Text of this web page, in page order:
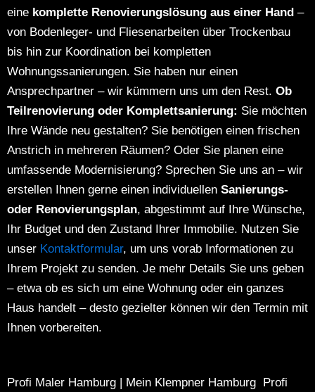
eine komplette Renovierungslösung aus einer Hand –
von Bodenleger- und Fliesenarbeiten über Trockenbau
bis hin zur Koordination bei kompletten
Wohnungssanierungen. Sie haben nur einen
Ansprechpartner – wir kümmern uns um den Rest. Ob
Teilrenovierung oder Komplettsanierung: Sie möchten
Ihre Wände neu gestalten? Sie benötigen einen frischen
Anstrich in mehreren Räumen? Oder Sie planen eine
umfassende Modernisierung? Sprechen Sie uns an – wir
erstellen Ihnen gerne einen individuellen Sanierungs-
oder Renovierungsplan, abgestimmt auf Ihre Wünsche,
Ihr Budget und den Zustand Ihrer Immobilie. Nutzen Sie
unser Kontaktformular, um uns vorab Informationen zu
Ihrem Projekt zu senden. Je mehr Details Sie uns geben
– etwa ob es sich um eine Wohnung oder ein ganzes
Haus handelt – desto gezielter können wir den Termin mit
Ihnen vorbereiten.
Profi Maler Hamburg | Mein Klempner Hamburg Profi